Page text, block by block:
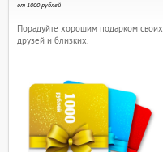
от 1000 рублей
Порадуйте хорошим подарком своих
друзей и близких.